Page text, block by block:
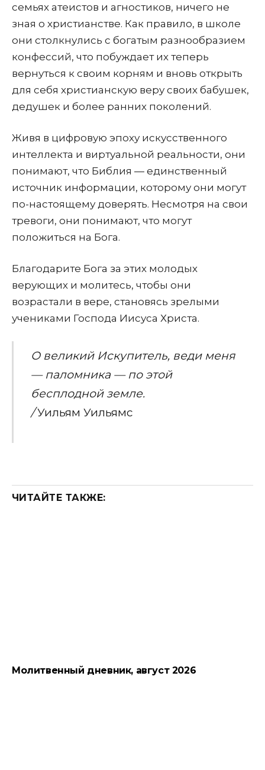
семьях атеистов и агностиков, ничего не
зная о христианстве. Как правило, в школе
они столкнулись с богатым разнообразием
конфессий, что побуждает их теперь
вернуться к своим корням и вновь открыть
для себя христианскую веру своих бабушек,
дедушек и более ранних поколений.
Живя в цифровую эпоху искусственного
интеллекта и виртуальной реальности, они
понимают, что Библия — единственный
источник информации, которому они могут
по-настоящему доверять. Несмотря на свои
тревоги, они понимают, что могут
положиться на Бога.
Благодарите Бога за этих молодых
верующих и молитесь, чтобы они
возрастали в вере, становясь зрелыми
учениками Господа Иисуса Христа.
О великий Искупитель, веди меня
— паломника — по этой
бесплодной земле.
/Уильям Уильямс
ЧИТАЙТЕ ТАКЖЕ:
Молитвенный дневник, август 2026